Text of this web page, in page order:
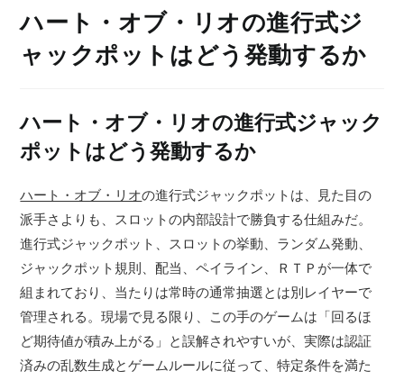
ハート・オブ・リオの進行式ジ
ャックポットはどう発動するか
ハート・オブ・リオの進行式ジャック
ポットはどう発動するか
ハート・オブ・リオの進行式ジャックポットは、見た目の
派手さよりも、スロットの内部設計で勝負する仕組みだ。
進行式ジャックポット、スロットの挙動、ランダム発動、
ジャックポット規則、配当、ペイライン、ＲＴＰが一体で
組まれており、当たりは常時の通常抽選とは別レイヤーで
管理される。現場で見る限り、この手のゲームは「回るほ
ど期待値が積み上がる」と誤解されやすいが、実際は認証
済みの乱数生成とゲームルールに従って、特定条件を満た